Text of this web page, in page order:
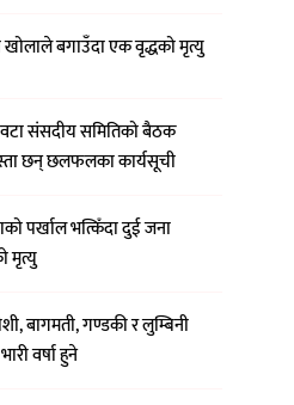
खोलाले बगाउँदा एक वृद्धको मृत्यु
संसदीय समितिको बैठक
छन् छलफलका कार्यसूची
पर्खाल भत्किँदा दुई जना
मृत्यु
बागमती, गण्डकी र लुम्बिनी
वर्षा हुने